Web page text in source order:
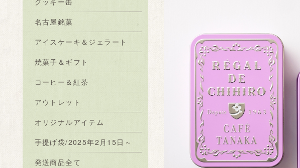
名古屋銘菓
アイスケーキ＆ジェラート
焼菓子＆ギフト
コーヒー＆紅茶
アウトレット
オリジナルアイテム
手提げ袋/2025年2月15日～
発送商品全て